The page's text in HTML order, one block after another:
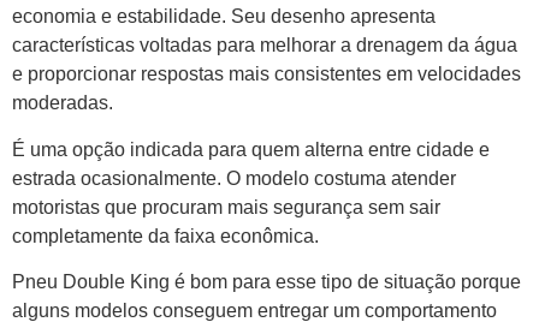
economia e estabilidade. Seu desenho apresenta
características voltadas para melhorar a drenagem da água
e proporcionar respostas mais consistentes em velocidades
moderadas.
É uma opção indicada para quem alterna entre cidade e
estrada ocasionalmente. O modelo costuma atender
motoristas que procuram mais segurança sem sair
completamente da faixa econômica.
Pneu Double King é bom para esse tipo de situação porque
alguns modelos conseguem entregar um comportamento